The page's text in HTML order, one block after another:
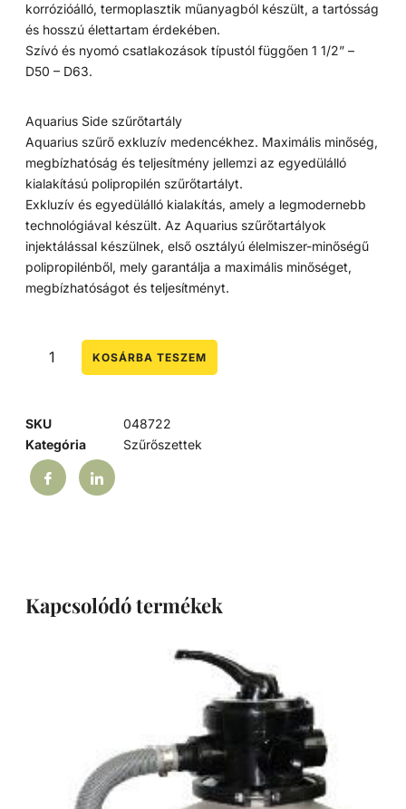
korrózióálló, termoplasztik műanyagból készült, a tartósság
és hosszú élettartam érdekében.
Szívó és nyomó csatlakozások típustól függően 1 1/2” –
D50 – D63.
Aquarius Side szűrőtartály
Aquarius szűrő exkluzív medencékhez. Maximális minőség,
megbízhatóság és teljesítmény jellemzi az egyedülálló
kialakítású polipropilén szűrőtartályt.
Exkluzív és egyedülálló kialakítás, amely a legmodernebb
technológiával készült. Az Aquarius szűrőtartályok
injektálással készülnek, első osztályú élelmiszer-minőségű
polipropilénből, mely garantálja a maximális minőséget,
megbízhatóságot és teljesítményt.
KOSÁRBA TESZEM
SKU
048722
Kategória
Szűrőszettek
Kapcsolódó termékek